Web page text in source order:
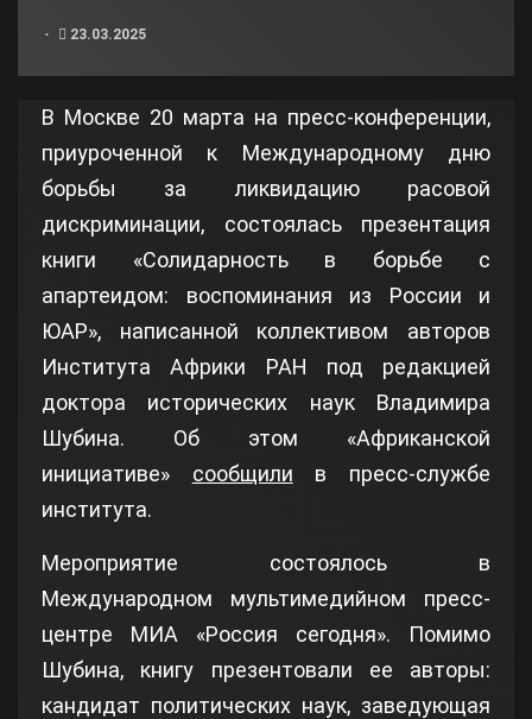
23.03.2025
В Москве 20 марта на пресс-конференции,
приуроченной к Международному дню
борьбы за ликвидацию расовой
дискриминации, состоялась презентация
книги «Солидарность в борьбе с
апартеидом: воспоминания из России и
ЮАР», написанной коллективом авторов
Института Африки РАН под редакцией
доктора исторических наук Владимира
Шубина. Об этом «Африканской
инициативе» сообщили в пресс-службе
института.
Мероприятие состоялось в
Международном мультимедийном пресс-
центре МИА «Россия сегодня». Помимо
Шубина, книгу презентовали ее авторы:
кандидат политических наук, заведующая